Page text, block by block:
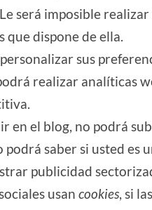
será imposible
que dispone de ella.
sus
realizar analíticas
en el blog, no podrá
podrá saber si usted es
publicidad
usan cookies, si